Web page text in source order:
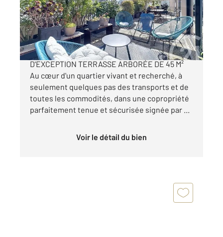
Appartement F2 à vendre
650 000 €
JULES JOFFRIN / LAMARCK DERNIER ÉTAGE
D'EXCEPTION TERRASSE ARBORÉE DE 45 M²
Au cœur d'un quartier vivant et recherché, à
seulement quelques pas des transports et de
toutes les commodités, dans une copropriété
parfaitement tenue et sécurisée signée par ...
Voir le détail du bien